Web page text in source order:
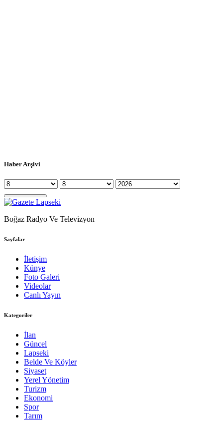
Haber Arşivi
Boğaz Radyo Ve Televizyon
Sayfalar
İletişim
Künye
Foto Galeri
Videolar
Canlı Yayın
Kategoriler
İlan
Güncel
Lapseki
Belde Ve Köyler
Siyaset
Yerel Yönetim
Turizm
Ekonomi
Spor
Tarım